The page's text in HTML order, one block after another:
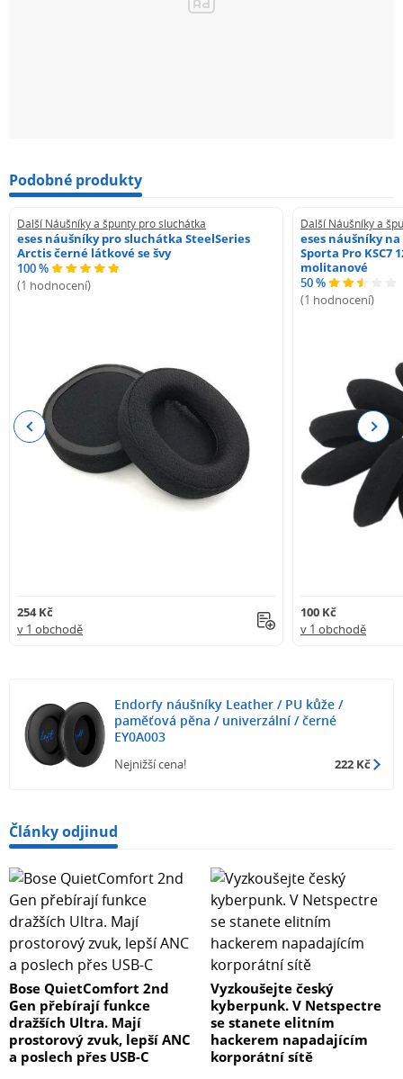
Podobné produkty
Další Náušníky a špunty pro sluchátka
eses náušníky pro sluchátka SteelSeries
Arctis černé látkové se švy
100 %
(1 hodnocení)
254 Kč
v 1 obchodě
Další Náušníky a
eses náušníky
Sporta Pro KSC7
molitanové
50 %
(1 hodnocení)
100 Kč
v 1 obchodě
Previous Next
Endorfy náušníky Leather / PU kůže /
paměťová pěna / univerzální / černé
EY0A003
Nejnižší cena! 222 Kč
Články odjinud
Bose QuietComfort 2nd
Gen přebírají funkce
dražších Ultra. Mají
prostorový zvuk, lepší ANC
a poslech přes USB-C
Vyzkoušejte český
kyberpunk. V Netspectre
se stanete elitním
hackerem napadajícím
korporátní sítě